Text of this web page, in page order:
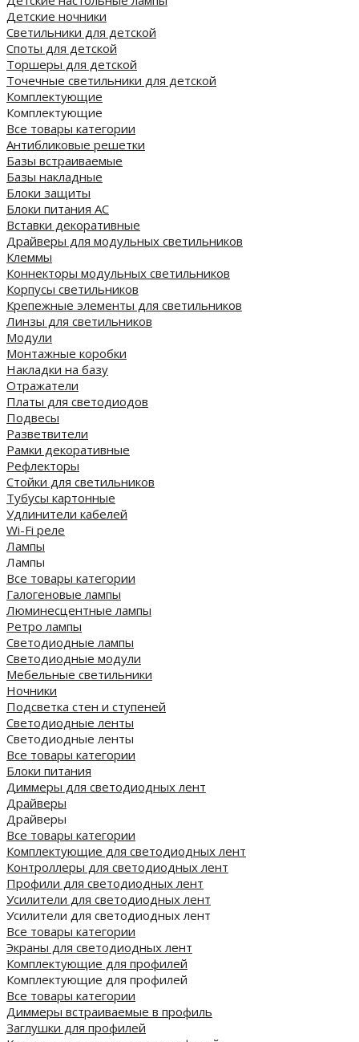
Детские ночники
Светильники для детской
Споты для детской
Торшеры для детской
Точечные светильники для детской
Комплектующие
Комплектующие
Все товары категории
Антибликовые решетки
Базы встраиваемые
Базы накладные
Блоки защиты
Блоки питания AC
Вставки декоративные
Драйверы для модульных светильников
Клеммы
Коннекторы модульных светильников
Корпусы светильников
Крепежные элементы для светильников
Линзы для светильников
Модули
Монтажные коробки
Накладки на базу
Отражатели
Платы для светодиодов
Подвесы
Разветвители
Рамки декоративные
Рефлекторы
Стойки для светильников
Тубусы картонные
Удлинители кабелей
Wi-Fi реле
Лампы
Лампы
Все товары категории
Галогеновые лампы
Люминесцентные лампы
Ретро лампы
Светодиодные лампы
Светодиодные модули
Мебельные светильники
Ночники
Подсветка стен и ступеней
Светодиодные ленты
Светодиодные ленты
Все товары категории
Блоки питания
Диммеры для светодиодных лент
Драйверы
Драйверы
Все товары категории
Комплектующие для светодиодных лент
Контроллеры для светодиодных лент
Профили для светодиодных лент
Усилители для светодиодных лент
Усилители для светодиодных лент
Все товары категории
Экраны для светодиодных лент
Комплектующие для профилей
Комплектующие для профилей
Все товары категории
Диммеры встраиваемые в профиль
Заглушки для профилей